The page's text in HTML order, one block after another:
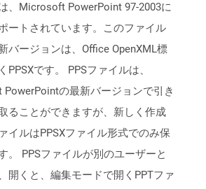
、Microsoft PowerPoint 97-2003に
ートされています。このファイル
バージョンは、Office OpenXML標
PPSXです。 PPSファイルは、
の最新バージョンで引き
ることができますが、新しく作成
イルはPPSXファイル形式でのみ保
。 PPSファイルが別のユーザーと
開くと、編集モードで開くPPTファ